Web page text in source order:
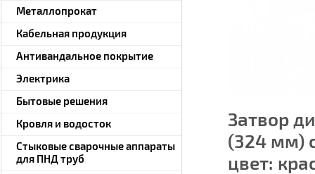
Затвор
(324 мм)
цвет:
Металлопрокат
Кабельная продукция
Антивандальное покрытие
Электрика
Бытовые решения
Кровля и водосток
Стыковые сварочные аппараты
для ПНД труб